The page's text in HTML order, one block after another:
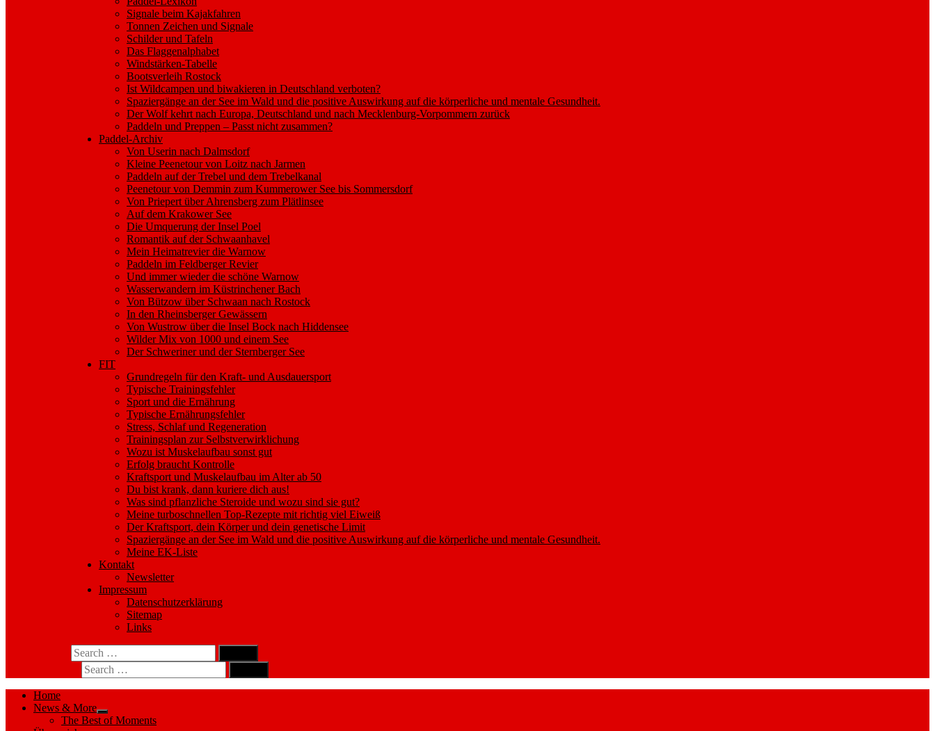
Signale beim Kajakfahren
Tonnen Zeichen und Signale
Schilder und Tafeln
Das Flaggenalphabet
Windstärken-Tabelle
Bootsverleih Rostock
Ist Wildcampen und biwakieren in Deutschland verboten?
Spaziergänge an der See im Wald und die positive Auswirkung auf die körperliche und mentale Gesundheit.
Der Wolf kehrt nach Europa, Deutschland und nach Mecklenburg-Vorpommern zurück
Paddeln und Preppen – Passt nicht zusammen?
Paddel-Archiv
Von Userin nach Dalmsdorf
Kleine Peenetour von Loitz nach Jarmen
Paddeln auf der Trebel und dem Trebelkanal
Peenetour von Demmin zum Kummerower See bis Sommersdorf
Von Priepert über Ahrensberg zum Plätlinsee
Auf dem Krakower See
Die Umquerung der Insel Poel
Romantik auf der Schwaanhavel
Mein Heimatrevier die Warnow
Paddeln im Feldberger Revier
Und immer wieder die schöne Warnow
Wasserwandern im Küstrinchener Bach
Von Bützow über Schwaan nach Rostock
In den Rheinsberger Gewässern
Von Wustrow über die Insel Bock nach Hiddensee
Wilder Mix von 1000 und einem See
Der Schweriner und der Sternberger See
FIT
Grundregeln für den Kraft- und Ausdauersport
Typische Trainingsfehler
Sport und die Ernährung
Typische Ernährungsfehler
Stress, Schlaf und Regeneration
Trainingsplan zur Selbstverwirklichung
Wozu ist Muskelaufbau sonst gut
Erfolg braucht Kontrolle
Kraftsport und Muskelaufbau im Alter ab 50
Du bist krank, dann kuriere dich aus!
Was sind pflanzliche Steroide und wozu sind sie gut?
Meine turboschnellen Top-Rezepte mit richtig viel Eiweiß
Der Kraftsport, dein Körper und dein genetische Limit
Spaziergänge an der See im Wald und die positive Auswirkung auf die körperliche und mentale Gesundheit.
Meine EK-Liste
Kontakt
Newsletter
Impressum
Datenschutzerklärung
Sitemap
Links
Search
for:
Search
Search
for:
Search
Home
News & More
Show
The Best of Moments